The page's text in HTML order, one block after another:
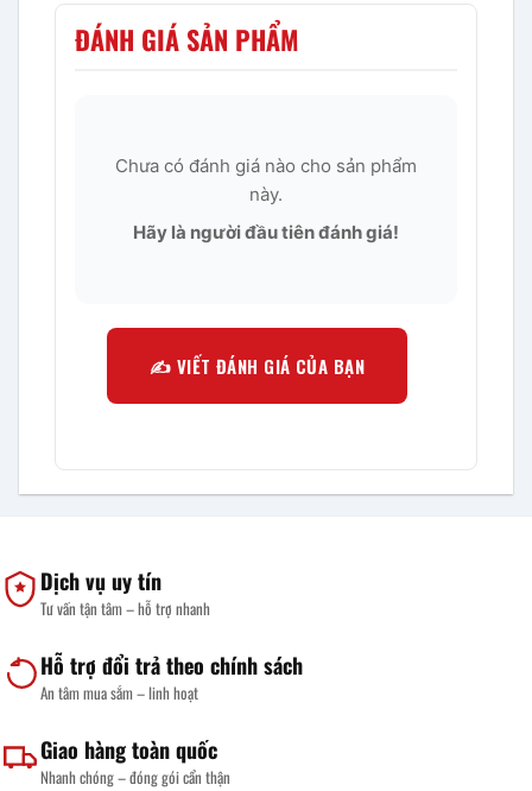
ĐÁNH GIÁ SẢN PHẨM
Chưa có đánh giá nào cho sản phẩm
này.
Hãy là người đầu tiên đánh giá!
✍️ VIẾT ĐÁNH GIÁ CỦA BẠN
Dịch vụ uy tín
Tư vấn tận tâm – hỗ trợ nhanh
Hỗ trợ đổi trả theo chính sách
An tâm mua sắm – linh hoạt
Giao hàng toàn quốc
Nhanh chóng – đóng gói cẩn thận